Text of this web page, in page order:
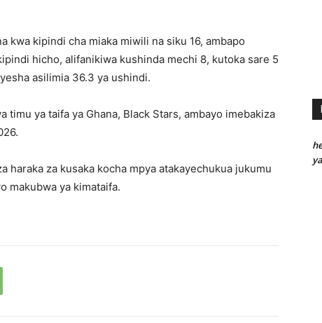
kwa kipindi cha miaka miwili na siku 16, ambapo
hicho, alifanikiwa kushinda mechi 8, kutoka sare 5
asilimia 36.3 ya ushindi.
timu ya taifa ya Ghana, Black Stars, ambayo imebakiza
haraka za kusaka kocha mpya atakayechukua jukumu
makubwa ya kimataifa.